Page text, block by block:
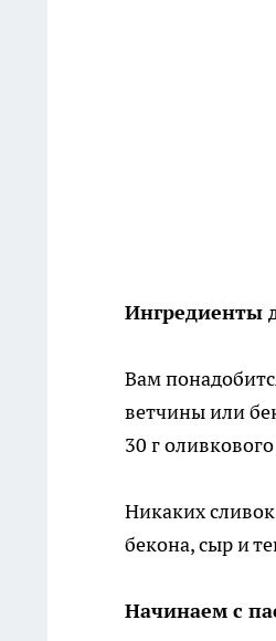
Ингредиенты
Вам
ветчины или
30 г
Никаких
бекона, сыр и
Начинаем с